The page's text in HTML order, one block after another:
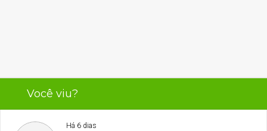
Você viu?
Há 6 dias